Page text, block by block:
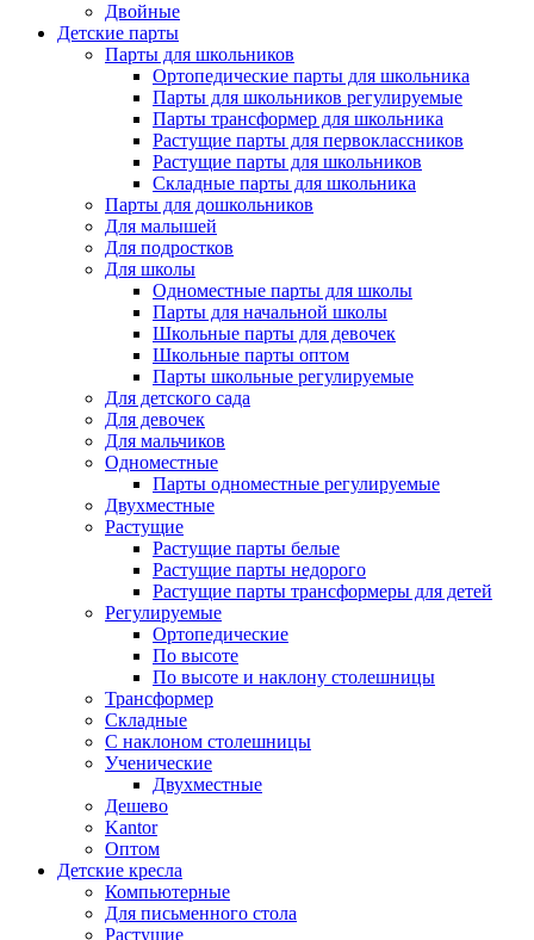
Двойные
Детские парты
Парты для школьников
Ортопедические парты для школьника
Парты для школьников регулируемые
Парты трансформер для школьника
Растущие парты для первоклассников
Растущие парты для школьников
Складные парты для школьника
Парты для дошкольников
Для малышей
Для подростков
Для школы
Одноместные парты для школы
Парты для начальной школы
Школьные парты для девочек
Школьные парты оптом
Парты школьные регулируемые
Для детского сада
Для девочек
Для мальчиков
Одноместные
Парты одноместные регулируемые
Двухместные
Растущие
Растущие парты белые
Растущие парты недорого
Растущие парты трансформеры для детей
Регулируемые
Ортопедические
По высоте
По высоте и наклону столешницы
Трансформер
Складные
С наклоном столешницы
Ученические
Двухместные
Дешево
Kantor
Оптом
Детские кресла
Компьютерные
Для письменного стола
Растущие